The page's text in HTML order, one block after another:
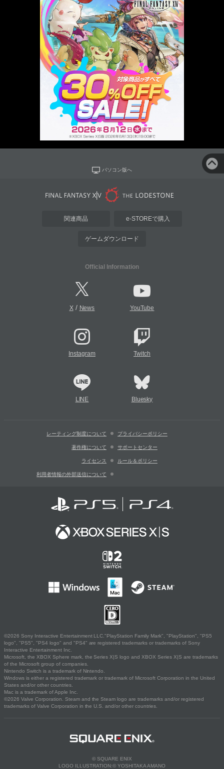
パソコン版へ
関連商品 e-STOREで購入
ゲームダウンロード
Official Information
X/ News YouTube
Instagram Twitch
LINE Bluesky
レーティング制度について プライバシーポリシー
著作権について サポートセンター
ライセンス ルール＆ポリシー
利用者情報の外部送信について
©2026 Sony Interactive Entertainment LLC."PlayStation Family Mark", "PlayStation", "PS5
logo", "PS5", "PS4 logo" and "PS4" are registered trademarks or trademarks of Sony
Interactive Entertainment Inc.
Microsoft, the XBOX Sphere mark, the Series X|S logo and XBOX Series X|S are trademarks
of the Microsoft group of companies.
Nintendo Switch is a trademark of Nintendo.
Windows is either a registered trademark or trademark of Microsoft Corporation in the United
States and/or other countries.
Mac is a trademark of Apple Inc.
©2026 Valve Corporation. Steam and the Steam logo are trademarks and/or registered
trademarks of Valve Corporation in the U.S. and/or other countries.
© SQUARE ENIX
LOGO ILLUSTRATION:© YOSHITAKA AMANO